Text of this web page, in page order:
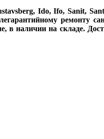
Ido, Ifo, Sanit,
ремонту
в наличии на складе.